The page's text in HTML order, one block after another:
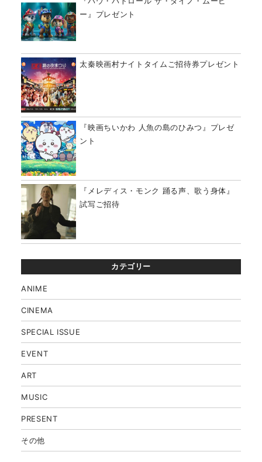
ー』プレゼント
太秦映画村ナイトタイムご招待券プレゼント
『映画ちいかわ 人魚の島のひみつ』プレゼ
ント
『メレディス・モンク 踊る声、歌う身体』
試写ご招待
カテゴリー
ANIME
CINEMA
SPECIAL ISSUE
EVENT
ART
MUSIC
PRESENT
その他